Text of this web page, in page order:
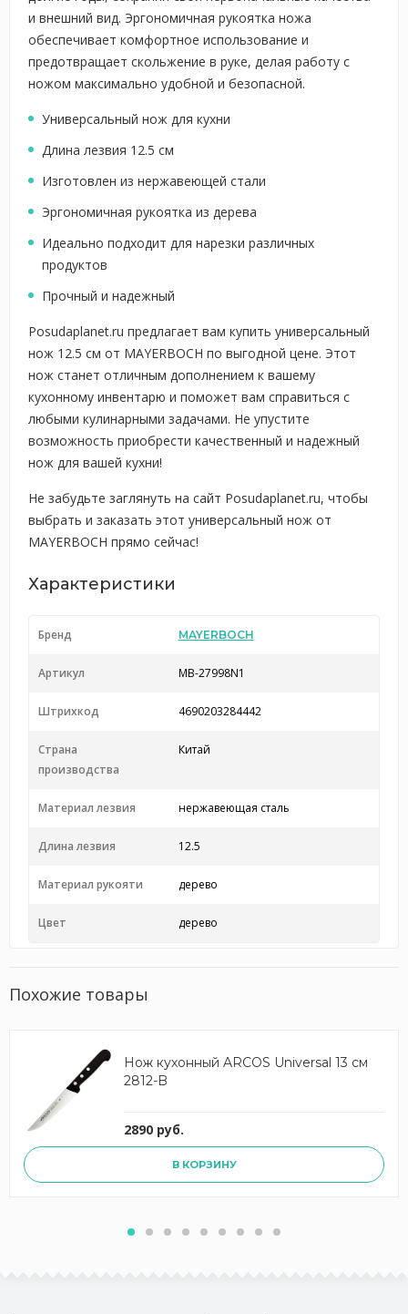
и внешний вид. Эргономичная рукоятка ножа
обеспечивает комфортное использование и
предотвращает скольжение в руке, делая работу с
ножом максимально удобной и безопасной.
Универсальный нож для кухни
Длина лезвия 12.5 см
Изготовлен из нержавеющей стали
Эргономичная рукоятка из дерева
Идеально подходит для нарезки различных
продуктов
Прочный и надежный
Posudaplanet.ru предлагает вам купить универсальный
нож 12.5 см от MAYERBOCH по выгодной цене. Этот
нож станет отличным дополнением к вашему
кухонному инвентарю и поможет вам справиться с
любыми кулинарными задачами. Не упустите
возможность приобрести качественный и надежный
нож для вашей кухни!
Не забудьте заглянуть на сайт Posudaplanet.ru, чтобы
выбрать и заказать этот универсальный нож от
MAYERBOCH прямо сейчас!
Характеристики
Бренд MAYERBOCH
Артикул MB-27998N1
Штрихкод 4690203284442
Страна
производства
Китай
Материал лезвия нержавеющая сталь
Длина лезвия 12.5
Материал рукояти дерево
Цвет дерево
Похожие товары
Нож кухонный ARCOS Universal 13 см
2812-B
2890 руб.
В КОРЗИНУ